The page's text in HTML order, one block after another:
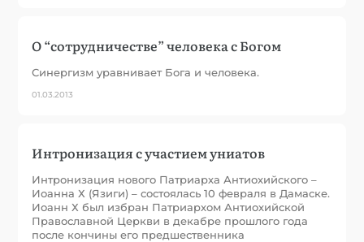
О “сотрудничестве” человека с Богом
Синергизм уравнивает Бога и человека.
01.03.2013
Интронизация с участием униатов
Интронизация нового Патриарха Антиохийского –
Иоанна Х (Язиги) – состоялась 10 февраля в Дамаске.
Иоанн Х был избран Патриархом Антиохийской
Православной Церкви в декабре прошлого года
после кончины его предшественника